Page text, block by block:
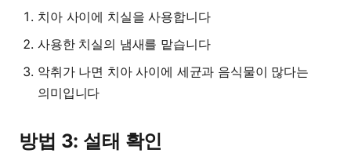
치아 사이에 치실을 사용합니다
사용한 치실의 냄새를 맡습니다
악취가 나면 치아 사이에 세균과 음식물이 많다는
의미입니다
방법 3: 설태 확인